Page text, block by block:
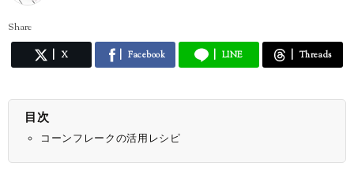
Share
X Facebook LINE Threads
目次
コーンフレークの活用レシピ